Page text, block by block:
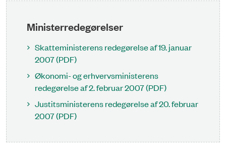
Ministerredegørelser
Skatteministerens redegørelse af 19. januar
2007 (PDF)
Økonomi- og erhvervsministerens
redegørelse af 2. februar 2007 (PDF)
Justitsministerens redegørelse af 20. februar
2007 (PDF)